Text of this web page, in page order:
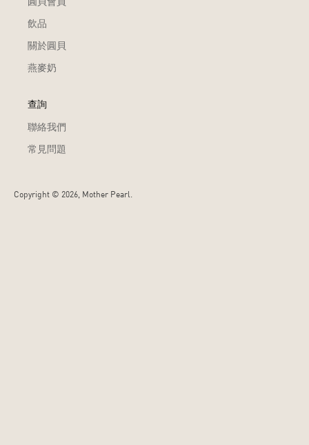
飲品
關於圓貝
燕麥奶
查詢
聯絡我們
常見問題
Copyright © 2026, Mother Pearl.